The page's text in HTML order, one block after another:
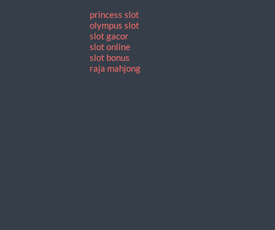
princess slot
olympus slot
slot gacor
slot online
slot bonus
raja mahjong